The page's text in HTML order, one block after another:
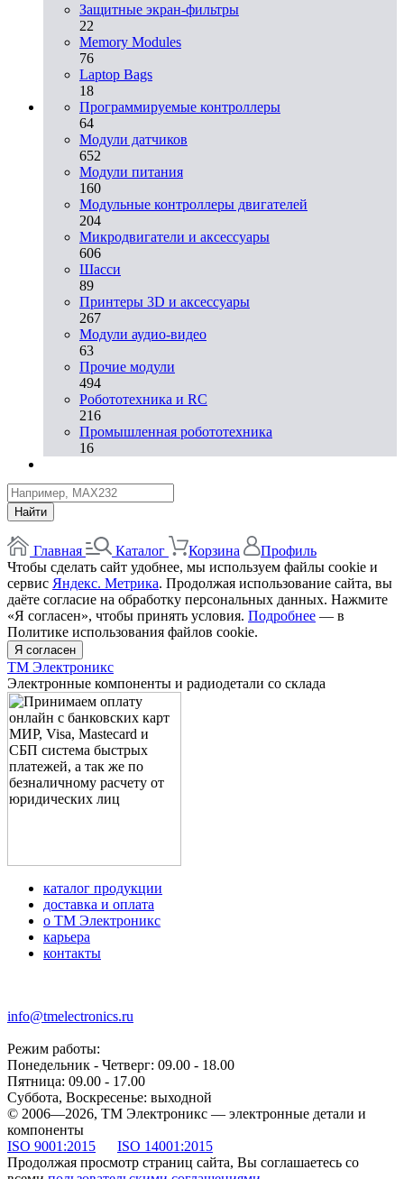
Защитные экран-фильтры
22
Memory Modules
76
Laptop Bags
18
Программируемые контроллеры
64
Модули датчиков
652
Модули питания
160
Модульные контроллеры двигателей
204
Микродвигатели и аксессуары
606
Шасси
89
Принтеры 3D и аксессуары
267
Модули аудио-видео
63
Прочие модули
494
Робототехника и RC
216
Промышленная робототехника
16
Найти
Главная Каталог Корзина
Профиль
Чтобы сделать сайт удобнее, мы используем файлы cookie и
сервис Яндекс. Метрика. Продолжая использование сайта, вы
даёте согласие на обработку персональных данных. Нажмите
«Я согласен», чтобы принять условия. Подробнее — в
Политике использования файлов cookie.
Я согласен
ТМ Электроникс
Электронные компоненты и радиодетали со склада
каталог продукции
доставка и оплата
о ТМ Электроникс
карьера
контакты
info@tmelectronics.ru
Режим работы:
Понедельник - Четверг: 09.00 - 18.00
Пятница: 09.00 - 17.00
Суббота, Воскресенье: выходной
© 2006—2026, ТМ Электроникс — электронные детали и
компоненты
ISO 9001:2015
ISO 14001:2015
Продолжая просмотр страниц сайта, Вы соглашаетесь со